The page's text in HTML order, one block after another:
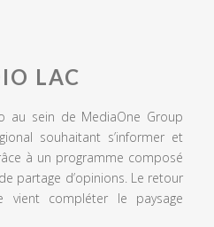
LAC
au sein de MediaOne Group
souhaitant s’informer et
à un programme composé
partage d’opinions. Le retour
vient compléter le paysage